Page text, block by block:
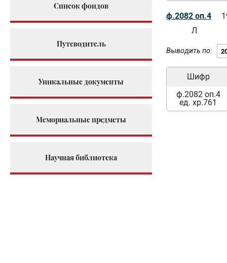
Список фондов
Путеводитель
Уникальные документы
Мемориальные предметы
Научная библиотека
ф.2082 оп.4
Л
Выводить по:
Шифр
ф.2082 оп.4
ед. хр.761